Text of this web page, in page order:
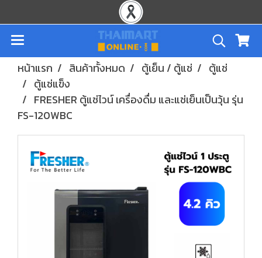
หน้าแรก สินค้าทั้งหมด ตู้เย็น / ตู้แช่
ตู้แช่
ตู้แช่แข็ง
FRESHER ตู้แช่ไวน์ เครื่องดื่ม และแช่เย็นเป็นวุ้น รุ่น
FS-120WBC